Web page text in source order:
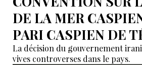
DE LA MER
PARI CASPIEN DE
La décision du gouvernement
vives controverses dans le pays.